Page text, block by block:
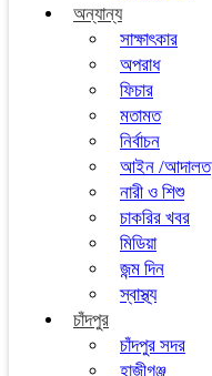
অন্যান্য
সাক্ষাৎকার
অপরাধ
ফিচার
মতামত
নির্বাচন
আইন /আদালত
নারী ও শিশু
চাকরির খবর
মিডিয়া
জন্ম দিন
স্বাস্থ্য
চাঁদপুর
চাঁদপুর সদর
হাজীগঞ্জ